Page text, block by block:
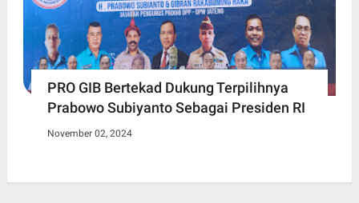
PRO GIB Bertekad Dukung Terpilihnya
Prabowo Subiyanto Sebagai Presiden RI
November 02, 2024